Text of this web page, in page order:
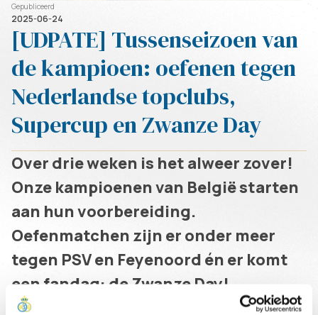
Gepubliceerd
2025-06-24
[UDPATE] Tussenseizoen van
de kampioen: oefenen tegen
Nederlandse topclubs,
Supercup en Zwanze Day
Over drie weken is het alweer zover!
Onze kampioenen van België starten
aan hun voorbereiding.
Oefenmatchen zijn er onder meer
tegen PSV en Feyenoord én er komt
een fandag: de Zwanze Day!